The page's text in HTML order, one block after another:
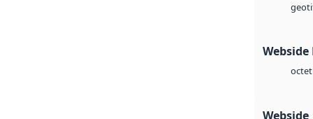
Webside
octet
Webside